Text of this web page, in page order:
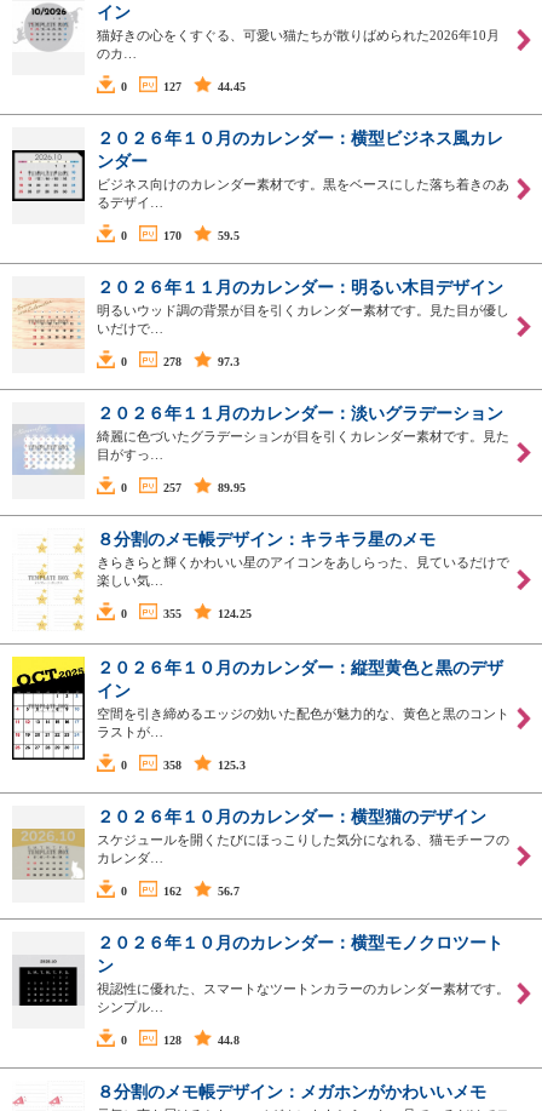
イン
猫好きの心をくすぐる、可愛い猫たちが散りばめられた2026年10月
のカ…
0 127 44.45
２０２６年１０月のカレンダー：横型ビジネス風カレ
ンダー
ビジネス向けのカレンダー素材です。黒をベースにした落ち着きのあ
るデザイ…
0 170 59.5
２０２６年１１月のカレンダー：明るい木目デザイン
明るいウッド調の背景が目を引くカレンダー素材です。見た目が優し
いだけで…
0 278 97.3
２０２６年１１月のカレンダー：淡いグラデーション
綺麗に色づいたグラデーションが目を引くカレンダー素材です。見た
目がすっ…
0 257 89.95
８分割のメモ帳デザイン：キラキラ星のメモ
きらきらと輝くかわいい星のアイコンをあしらった、見ているだけで
楽しい気…
0 355 124.25
２０２６年１０月のカレンダー：縦型黄色と黒のデザ
イン
空間を引き締めるエッジの効いた配色が魅力的な、黄色と黒のコント
ラストが…
0 358 125.3
２０２６年１０月のカレンダー：横型猫のデザイン
スケジュールを開くたびにほっこりした気分になれる、猫モチーフの
カレンダ…
0 162 56.7
２０２６年１０月のカレンダー：横型モノクロツート
ン
視認性に優れた、スマートなツートンカラーのカレンダー素材です。
シンプル…
0 128 44.8
８分割のメモ帳デザイン：メガホンがかわいいメモ